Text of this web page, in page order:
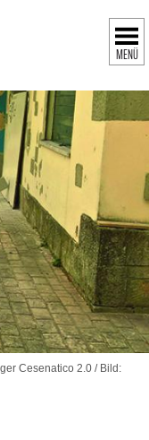
MENÜ
Cesenatico 2.0 / Bild: